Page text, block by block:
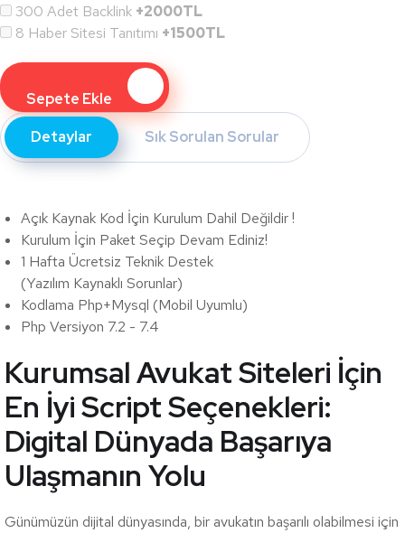
300 Adet Backlink +2000TL
8 Haber Sitesi Tanıtımı +1500TL
Sepete Ekle
Detaylar
Sık Sorulan Sorular
Açık Kaynak Kod İçin Kurulum Dahil Değildir !
Kurulum İçin Paket Seçip Devam Ediniz!
1 Hafta Ücretsiz Teknik Destek
(Yazılım Kaynaklı Sorunlar)
Kodlama Php+Mysql (Mobil Uyumlu)
Php Versiyon 7.2 - 7.4
Kurumsal Avukat Siteleri İçin
En İyi Script Seçenekleri:
Digital Dünyada Başarıya
Ulaşmanın Yolu
Günümüzün dijital dünyasında, bir avukatın başarılı olabilmesi için